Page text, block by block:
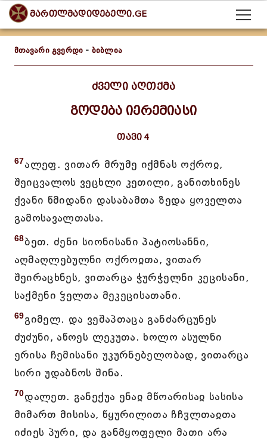
მართლმადიდებელი.GE
მთავარი გვერდი - ბიბლია
ძველი აღთქმა
გოდება იერემიასი
თავი 4
67ალეფ. ვითარ მრუმე იქმნას ოქროჲ,
შეიცვალოს ვეცხლი კეთილი, განითხინეს
ქვანი წმიდანი დასაბამთა ზედა ყოველთა
გამოსავალთასა.
68ბეთ. ძენი სიონისანი პატიოსანნი,
აღმაღლებულნი ოქროჲთა, ვითარ
შეირაცხნეს, ვითარცა ჭურჭელნი კეცისანი,
საქმენი ჴელთა მეკეცისათანი.
69გიმელ. და ვეშაპთაცა განძარცუნეს
ძუძუნი, აწოეს ლეკუთა. ხოლო ასულნი
ერისა ჩემისანი უკურნებელობად, ვითარცა
სირი უდაბნოს შინა.
70დალეთ. განექუა ენაჲ მწოარისაჲ სასისა
მიმართ მისისა, წყურილითა ჩჩჳლთაჲთა
იძიეს პური, და განმყოფელი მათი არა